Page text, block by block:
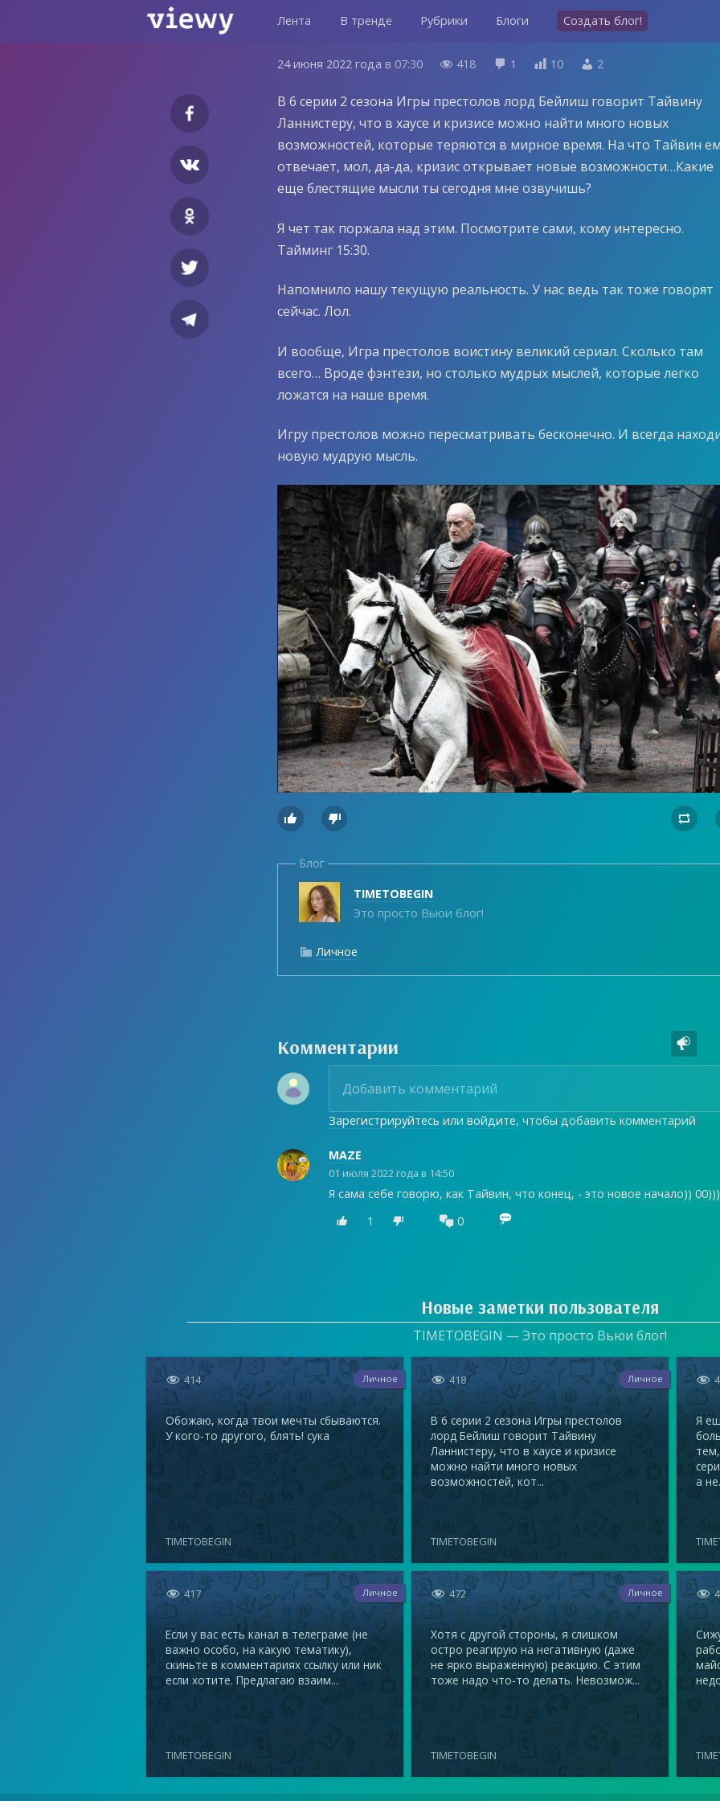
Лента В тренде Рубрики Блоги Создать блог!
24 июня 2022 года в 07:30  418  1  10  2
В 6 серии 2 сезона Игры престолов лорд Бейлиш говорит Тайвину
Ланнистеру, что в хаусе и кризисе можно найти много новых
возможностей, которые теряются в мирное время. На что Тайвин
отвечает, мол, да-да, кризис открывает новые возможности…Какие
еще блестящие мысли ты сегодня мне озвучишь?
Я чет так поржала над этим. Посмотрите сами, кому интересно.
Тайминг 15:30.
Напомнило нашу текущую реальность. У нас ведь так тоже говорят
сейчас. Лол.
И вообще, Игра престолов воистину великий сериал. Сколько там
всего… Вроде фэнтези, но столько мудрых мыслей, которые легко
ложатся на наше время.
Игру престолов можно пересматривать бесконечно. И всегда
новую мудрую мысль.
  
Блог
TIMETOBEGIN
Это просто Вьюи блог!
 Личное
Комментарии 
Зарегистрируйтесь иливойдите, чтобы добавить комментарий
MAZE
01 июля 2022 года в 14:50
Я сама себе говорю, как Тайвин, что конец, - это новое начало))
 1   0 
Новые заметки пользователя
TIMETOBEGIN — Это просто Вьюи блог!
 414 Личное
Обожаю, когда твои мечты сбываются.
У кого-то другого, блять! сука
TIMETOBEGIN
 418 Личное
В 6 серии 2 сезона Игры престолов
лорд Бейлиш говорит Тайвину
Ланнистеру, что в хаусе и кризисе
можно найти много новых
возможностей, кот...
TIMETOBEGIN

Я
а
 417 Личное
Если у вас есть канал в телеграме (не
важно особо, на какую тематику),
скиньте в комментариях ссылку или ник
если хотите. Предлагаю взаим...
TIMETOBEGIN
 472 Личное
Хотя с другой стороны, я слишком
остро реагирую на негативную (даже
не ярко выраженную) реакцию. С этим
тоже надо что-то делать. Невозмож...
TIMETOBEGIN
